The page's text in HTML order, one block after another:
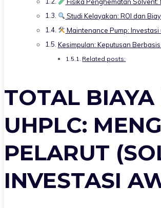
Studi Kelayakan: ROI dan
Maintenance Pump: Investasi
Kesimpulan: Keputusan
Related posts:
TOTAL
UHPLC:
PELARUT
INVESTASI